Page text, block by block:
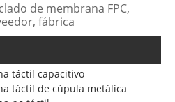
de membrana FPC,
fábrica
táctil capacitivo
táctil de cúpula metálica